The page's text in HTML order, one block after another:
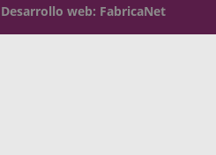
Desarrollo web: FabricaNet